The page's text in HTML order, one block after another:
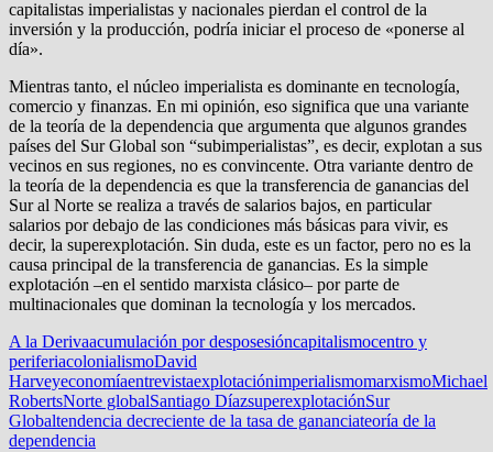
capitalistas imperialistas y nacionales pierdan el control de la
inversión y la producción, podría iniciar el proceso de «ponerse al
día».
Mientras tanto, el núcleo imperialista es dominante en tecnología,
comercio y finanzas. En mi opinión, eso significa que una variante
de la teoría de la dependencia que argumenta que algunos grandes
países del Sur Global son “subimperialistas”, es decir, explotan a sus
vecinos en sus regiones, no es convincente. Otra variante dentro de
la teoría de la dependencia es que la transferencia de ganancias del
Sur al Norte se realiza a través de salarios bajos, en particular
salarios por debajo de las condiciones más básicas para vivir, es
decir, la superexplotación. Sin duda, este es un factor, pero no es la
causa principal de la transferencia de ganancias. Es la simple
explotación –en el sentido marxista clásico– por parte de
multinacionales que dominan la tecnología y los mercados.
A la Derivaacumulación por desposesióncapitalismocentro y
periferiacolonialismoDavid
HarveyeconomíaentrevistaexplotaciónimperialismomarxismoMichael
RobertsNorte globalSantiago DíazsuperexplotaciónSur
Globaltendencia decreciente de la tasa de gananciateoría de la
dependencia